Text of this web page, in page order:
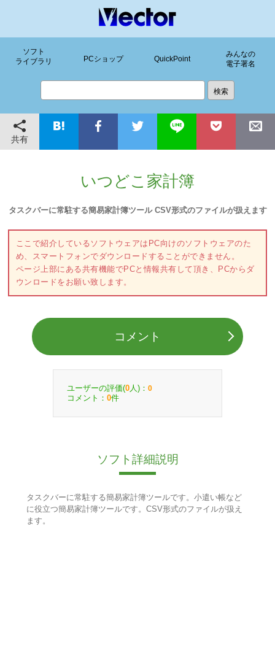
ソフト
ライブラリ
PCショップ QuickPoint
みんなの
電子署名
共有
いつどこ家計簿
タスクバーに常駐する簡易家計簿ツール CSV形式のファイルが扱えます
ここで紹介しているソフトウェアはPC向けのソフトウェアのた
め、スマートフォンでダウンロードすることができません。
ページ上部にある共有機能でPCと情報共有して頂き、PCからダ
ウンロードをお願い致します。
コメント
ユーザーの評価(0 人)： 0
コメント： 0件
ソフト詳細説明
タスクバーに常駐する簡易家計簿ツールです。小遣い帳など
に役立つ簡易家計簿ツールです。CSV形式のファイルが扱え
ます。